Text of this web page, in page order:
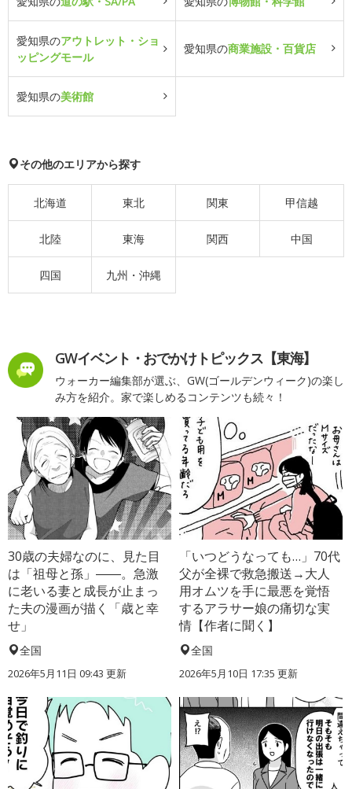
愛知県のアウトレット・ショ
ッピングモール
愛知県の商業施設・百貨店
愛知県の美術館
その他のエリアから探す
北海道 東北 関東 甲信越
北陸 東海 関西 中国
四国 九州・沖縄
GWイベント・おでかけトピックス【東海】
ウォーカー編集部が選ぶ、GW(ゴールデンウィーク)の楽し
み方を紹介。家で楽しめるコンテンツも続々！
30歳の夫婦なのに、見た目
は「祖母と孫」――。急激
に老いる妻と成長が止まっ
た夫の漫画が描く「歳と幸
せ」
全国
2026年5月11日 09:43 更新
「いつどうなっても…」70代
父が全裸で救急搬送→大人
用オムツを手に最悪を覚悟
するアラサー娘の痛切な実
情【作者に聞く】
全国
2026年5月10日 17:35 更新